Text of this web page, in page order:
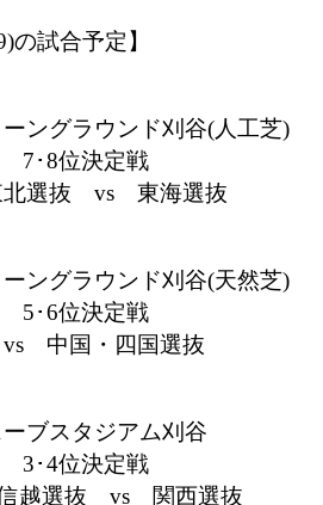
の試合予定】
ングラウンド刈谷(人工芝)
7･8位決定戦
北選抜 vs 東海選抜
ングラウンド刈谷(天然芝)
5･6位決定戦
中国・四国選抜
ブスタジアム刈谷
3･4位決定戦
信越選抜 vs 関西選抜